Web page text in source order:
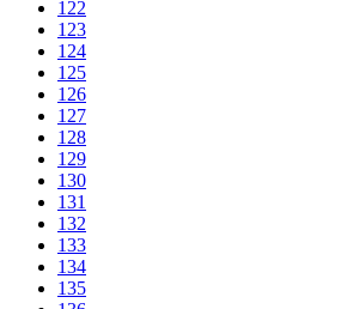
122
123
124
125
126
127
128
129
130
131
132
133
134
135